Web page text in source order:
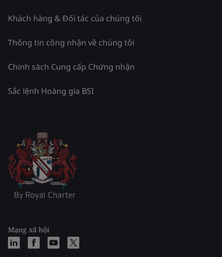
Khách hàng & Đối tác của chúng tôi
Thông tin công nhận về chúng tôi
Chính sách Cung cấp Chứng nhận
Sắc lệnh Hoàng gia BSI
Mạng xã hội